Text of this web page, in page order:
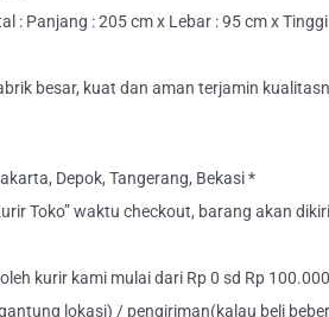
: Panjang : 205 cm x Lebar : 95 cm x
besar, kuat dan aman terjamin
Depok, Tangerang, Bekasi *
Toko” waktu checkout, barang akan
kurir kami mulai dari Rp 0 sd Rp
lokasi) / pengiriman(kalau beli